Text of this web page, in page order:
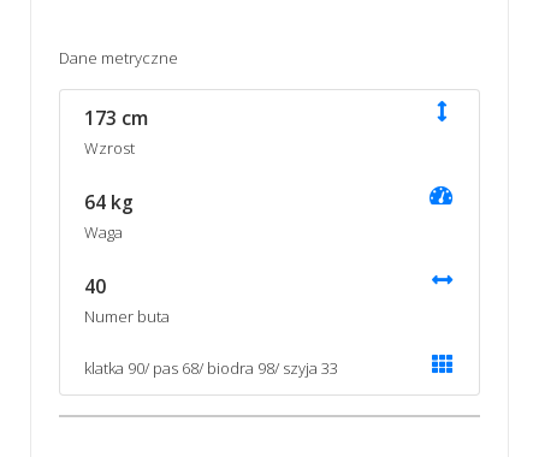
Dane metryczne
173 cm
Wzrost
64 kg
Waga
40
Numer buta
klatka 90/ pas 68/ biodra 98/ szyja 33